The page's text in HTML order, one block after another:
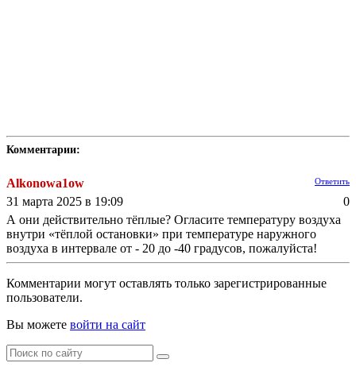
Комментарии:
Alkonowa1ow Ответить
0
31 марта 2025 в 19:09
А они действительно тёплые? Огласите температуру воздуха
внутри «тёплой остановки» при температуре наружного
воздуха в интервале от - 20 до -40 градусов, пожалуйста!
Комментарии могут оставлять только зарегистрированные
пользователи.
Вы можете войти на сайт